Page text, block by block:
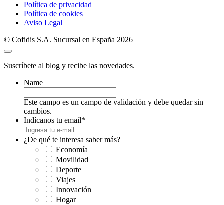
Política de privacidad
Política de cookies
Aviso Legal
© Cofidis S.A. Sucursal en España 2026
Suscríbete al blog y recibe las novedades.
Name
Este campo es un campo de validación y debe quedar sin
cambios.
Indícanos tu email*
¿De qué te interesa saber más?
Economía
Movilidad
Deporte
Viajes
Innovación
Hogar